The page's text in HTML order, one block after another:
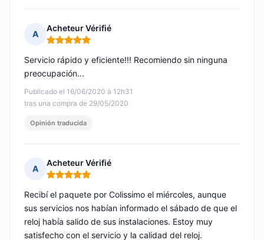
A
Acheteur Vérifié
Nota: 5 de 5
Publicado el 16/06/2020 à 12h31
tras una compra de 29/05/2020
Servicio rápido y eficiente!!! Recomiendo sin ninguna
preocupación...
Opinión traducida
A
Acheteur Vérifié
Nota: 5 de 5
Recibí el paquete por Colissimo el miércoles, aunque
sus servicios nos habían informado el sábado de que el
reloj había salido de sus instalaciones. Estoy muy
satisfecho con el servicio y la calidad del reloj.